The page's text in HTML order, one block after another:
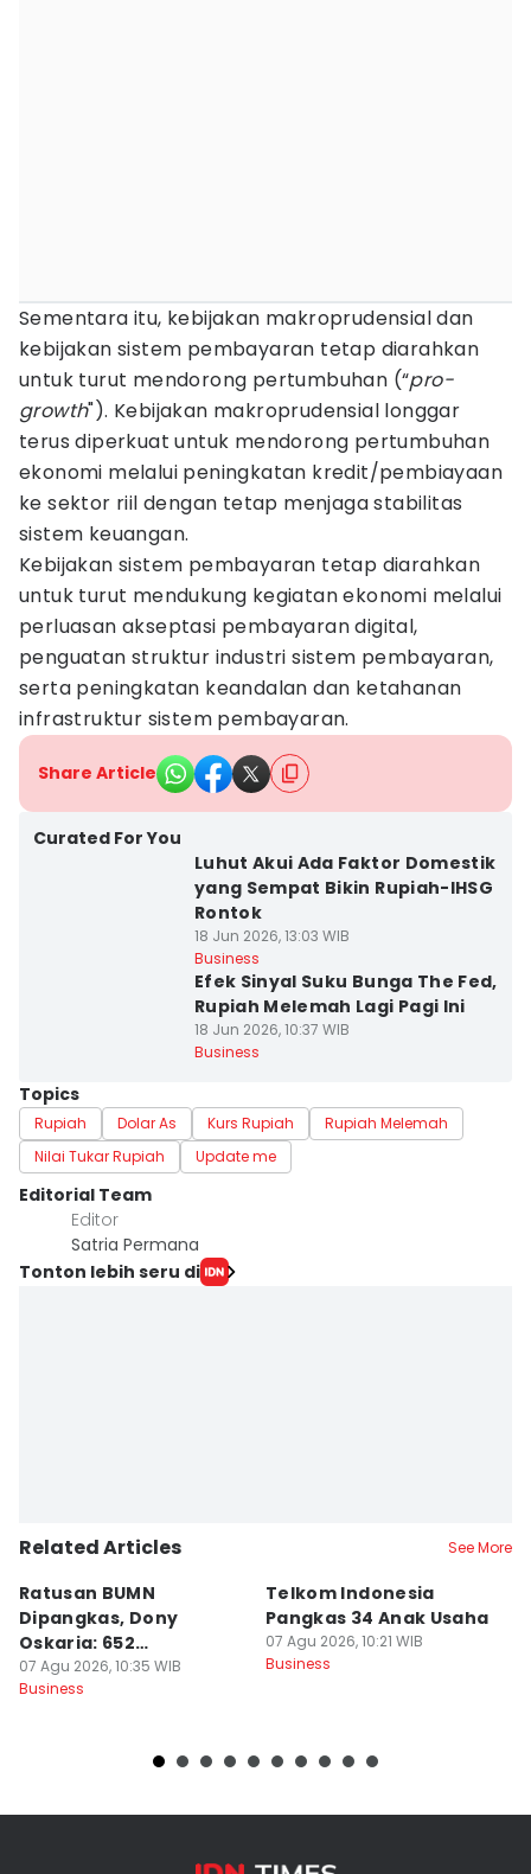
Sementara itu, kebijakan makroprudensial dan
kebijakan sistem pembayaran tetap diarahkan
untuk turut mendorong pertumbuhan (“pro-
growth"). Kebijakan makroprudensial longgar
terus diperkuat untuk mendorong pertumbuhan
ekonomi melalui peningkatan kredit/pembiayaan
ke sektor riil dengan tetap menjaga stabilitas
sistem keuangan.
Kebijakan sistem pembayaran tetap diarahkan
untuk turut mendukung kegiatan ekonomi melalui
perluasan akseptasi pembayaran digital,
penguatan struktur industri sistem pembayaran,
serta peningkatan keandalan dan ketahanan
infrastruktur sistem pembayaran.
Share Article
Curated For You
Luhut Akui Ada Faktor Domestik
yang Sempat Bikin Rupiah-IHSG
Rontok
18 Jun 2026, 13:03 WIB
Business
Efek Sinyal Suku Bunga The Fed,
Rupiah Melemah Lagi Pagi Ini
18 Jun 2026, 10:37 WIB
Business
Topics
Rupiah Dolar As Kurs Rupiah
Rupiah Melemah
Nilai Tukar Rupiah
Update me
Editorial Team
Editor
Satria Permana
Tonton lebih seru di
Related Articles See More
Ratusan BUMN
Dipangkas, Dony
Oskaria: 652
Perusahaan Akan Hilang
07 Agu 2026, 10:35 WIB
Business
Telkom Indonesia
Pangkas 34 Anak Usaha
07 Agu 2026, 10:21 WIB
Business